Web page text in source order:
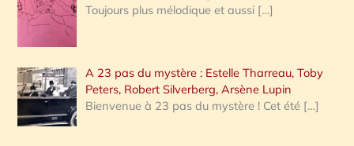
Toujours plus mélodique et aussi […]
A 23 pas du mystère : Estelle Tharreau, Toby
Peters, Robert Silverberg, Arsène Lupin
Bienvenue à 23 pas du mystère ! Cet été […]